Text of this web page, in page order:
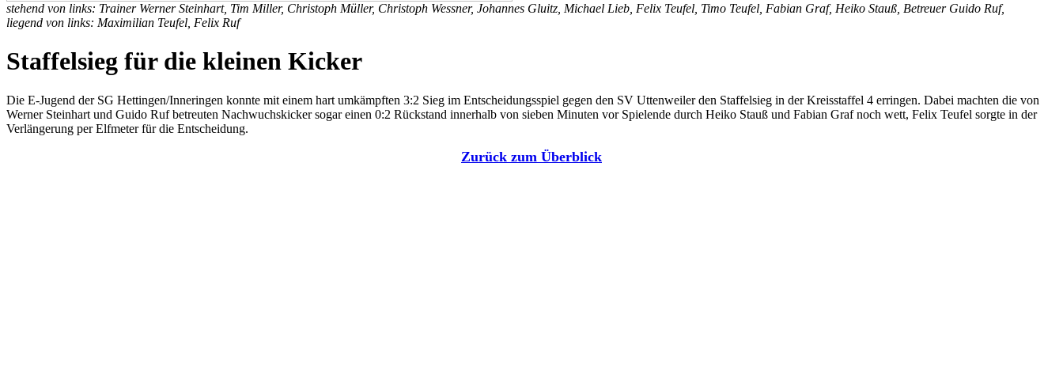
stehend von links: Trainer Werner Steinhart, Tim Miller, Christoph Müller, Christoph Wessner, Johannes Gluitz, Michael Lieb, Felix Teufel, Timo Teufel, Fabian Graf, Heiko Stauß, Betreuer Guido Ruf,
liegend von links: Maximilian Teufel, Felix Ruf
Staffelsieg für die kleinen Kicker
Die E-Jugend der SG Hettingen/Inneringen konnte mit einem hart umkämpften 3:2 Sieg im Entscheidungsspiel gegen den SV Uttenweiler den Staffelsieg in der Kreisstaffel 4 erringen. Dabei machten die von
Werner Steinhart und Guido Ruf betreuten Nachwuchskicker sogar einen 0:2 Rückstand innerhalb von sieben Minuten vor Spielende durch Heiko Stauß und Fabian Graf noch wett, Felix Teufel sorgte in der
Verlängerung per Elfmeter für die Entscheidung.
Zurück zum Überblick